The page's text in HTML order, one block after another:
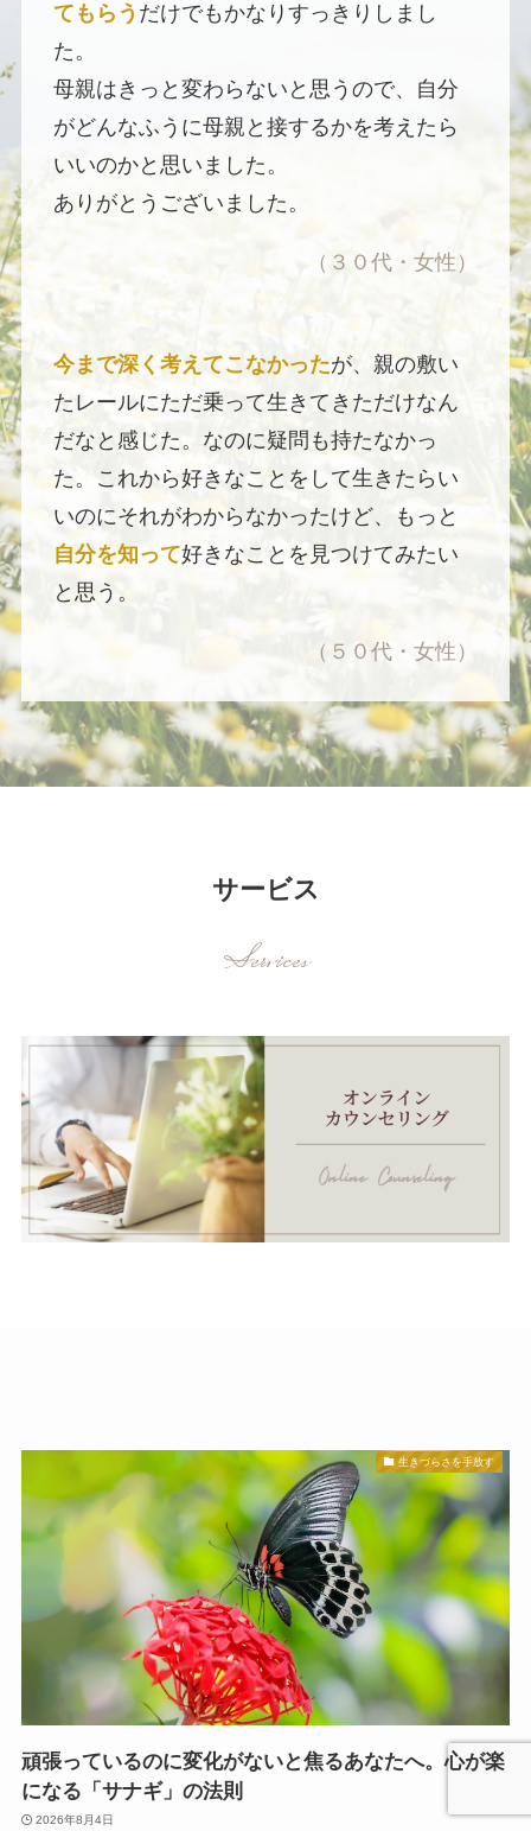
てもらう だけでもかなりすっきりしまし
た。
母親はきっと変わらないと思うので、自分
がどんなふうに母親と接するかを考えたら
いいのかと思いました。
ありがとうございました。
（３０代・女性）
今まで深く考えてこなかったが、親の敷い
たレールにただ乗って生きてきただけなん
だなと感じた。なのに疑問も持たなかっ
た。これから好きなことをして生きたらい
いのにそれがわからなかったけど、もっと
自分を知って好きなことを見つけてみたい
と思う。
（５０代・女性）
サービス
Services
生きづらさを手放す
頑張っているのに変化がないと焦るあなたへ。心が楽
になる「サナギ」の法則
2026年8月4日